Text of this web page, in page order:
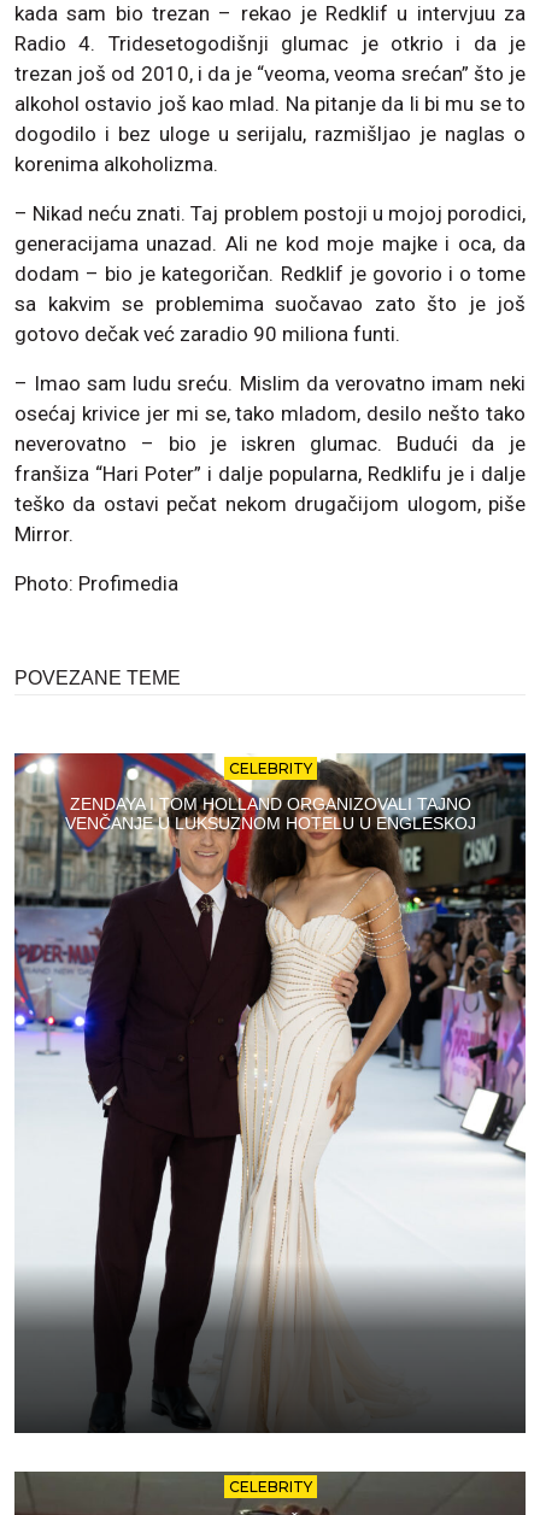
kada sam bio trezan – rekao je Redklif u intervjuu za
Radio 4. Tridesetogodišnji glumac je otkrio i da je
trezan još od 2010, i da je “veoma, veoma srećan” što je
alkohol ostavio još kao mlad. Na pitanje da li bi mu se to
dogodilo i bez uloge u serijalu, razmišljao je naglas o
korenima alkoholizma.
– Nikad neću znati. Taj problem postoji u mojoj porodici,
generacijama unazad. Ali ne kod moje majke i oca, da
dodam – bio je kategoričan. Redklif je govorio i o tome
sa kakvim se problemima suočavao zato što je još
gotovo dečak već zaradio 90 miliona funti.
– Imao sam ludu sreću. Mislim da verovatno imam neki
osećaj krivice jer mi se, tako mladom, desilo nešto tako
neverovatno – bio je iskren glumac. Budući da je
franšiza “Hari Poter” i dalje popularna, Redklifu je i dalje
teško da ostavi pečat nekom drugačijom ulogom, piše
Mirror.
Photo: Profimedia
POVEZANE TEME
CELEBRITY
ZENDAYA I TOM HOLLAND ORGANIZOVALI TAJNO
VENČANJE U LUKSUZNOM HOTELU U ENGLESKOJ
CELEBRITY